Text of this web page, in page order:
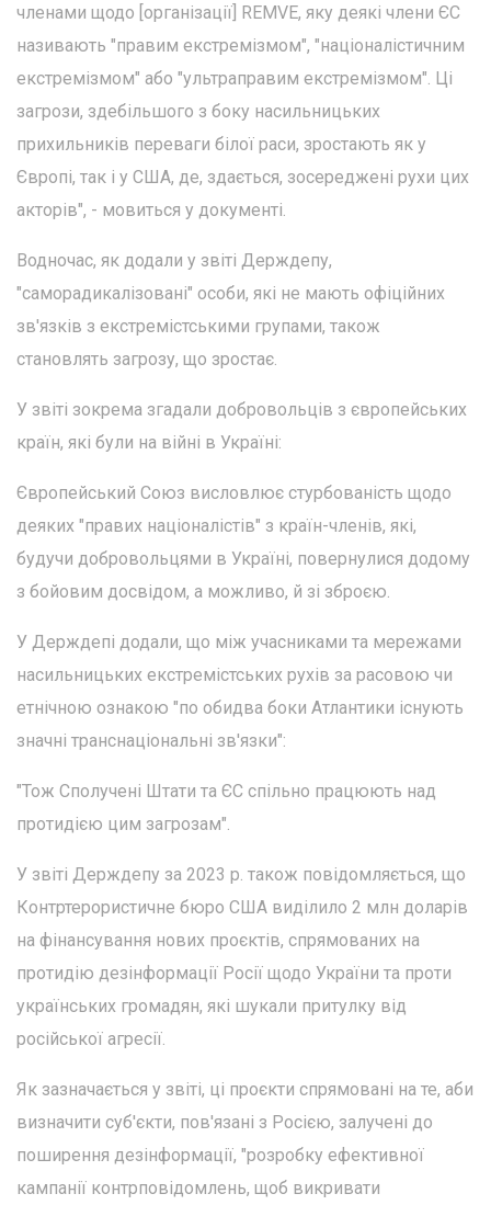
членами щодо [організації] REMVE, яку деякі члени ЄС
називають "правим екстремізмом", "націоналістичним
екстремізмом" або "ультраправим екстремізмом". Ці
загрози, здебільшого з боку насильницьких
прихильників переваги білої раси, зростають як у
Європі, так і у США, де, здається, зосереджені рухи цих
акторів", - мовиться у документі.
Водночас, як додали у звіті Держдепу,
"саморадикалізовані" особи, які не мають офіційних
зв'язків з екстремістськими групами, також
становлять загрозу, що зростає.
У звіті зокрема згадали добровольців з європейських
країн, які були на війні в Україні:
Європейський Союз висловлює стурбованість щодо
деяких "правих націоналістів" з країн-членів, які,
будучи добровольцями в Україні, повернулися додому
з бойовим досвідом, а можливо, й зі зброєю.
У Держдепі додали, що між учасниками та мережами
насильницьких екстремістських рухів за расовою чи
етнічною ознакою "по обидва боки Атлантики існують
значні транснаціональні зв'язки":
"Тож Сполучені Штати та ЄС спільно працюють над
протидією цим загрозам".
У звіті Держдепу за 2023 р. також повідомляється, що
Контртерористичне бюро США виділило 2 млн доларів
на фінансування нових проєктів, спрямованих на
протидію дезінформації Росії щодо України та проти
українських громадян, які шукали притулку від
російської агресії.
Як зазначається у звіті, ці проєкти спрямовані на те, аби
визначити суб'єкти, пов'язані з Росією, залучені до
поширення дезінформації, "розробку ефективної
кампанії контрповідомлень, щоб викривати